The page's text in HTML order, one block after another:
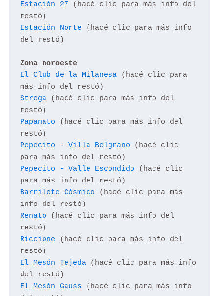
Estación 27 (hacé clic para más info del
Estación Norte (hacé clic para más info
del restó)
Zona noroeste
El Club de la Milanesa (hacé clic para
Strega (hacé clic para más info del
Papanato (hacé clic para más info del
Pepecito - Villa Belgrano (hacé clic
para más info del restó)
Pepecito - Valle Escondido (hacé clic
Barrilete Cósmico (hacé clic para más
Renato (hacé clic para más info del
Riccione (hacé clic para más info del
El Mesón Tejeda (hacé clic para más info
El Mesón Gauss (hacé clic para más info